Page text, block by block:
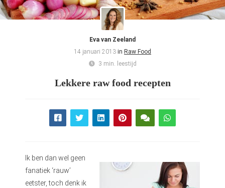
Eva van Zeeland
14 januari 2013 in Raw Food
3 min. leestijd
Lekkere raw food recepten
Ik ben dan wel geen
fanatiek ‘rauw’
eetster, toch denk ik